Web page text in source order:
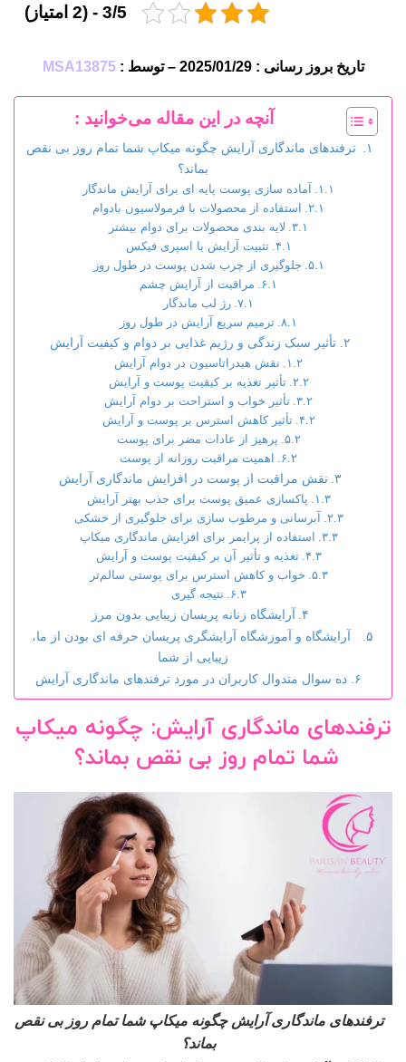
3/5 - (2 امتیاز)
تاریخ بروز رسانی : 2025/01/29 – توسط : MSA13875
آنچه در این مقاله می‌خوانید :
ترفندهای ماندگاری آرایش چگونه میکاپ شما تمام روز بی نقص
بماند؟
آماده سازی پوست پایه ای برای آرایش ماندگار
استفاده از محصولات با فرمولاسیون بادوام
لایه بندی محصولات برای دوام بیشتر
تثبیت آرایش با اسپری فیکس
جلوگیری از چرب شدن پوست در طول روز
مراقبت از آرایش چشم
رژ لب ماندگار
ترمیم سریع آرایش در طول روز
تأثیر سبک زندگی و رژیم غذایی بر دوام و کیفیت آرایش
نقش هیدراتاسیون در دوام آرایش
تأثیر تغذیه بر کیفیت پوست و آرایش
تأثیر خواب و استراحت بر دوام آرایش
تأثیر کاهش استرس بر پوست و آرایش
پرهیز از عادات مضر برای پوست
اهمیت مراقبت روزانه از پوست
نقش مراقبت از پوست در افزایش ماندگاری آرایش
پاکسازی عمیق پوست برای جذب بهتر آرایش
آبرسانی و مرطوب سازی برای جلوگیری از خشکی
استفاده از پرایمر برای افزایش ماندگاری میکاپ
تغذیه و تأثیر آن بر کیفیت پوست و آرایش
خواب و کاهش استرس برای پوستی سالم‌تر
نتیجه گیری
آرایشگاه زنانه پریسان زیبایی بدون مرز
آرایشگاه و آموزشگاه آرایشگری پریسان حرفه ای بودن از ما،
زیبایی از شما
ده سوال متدوال کاربران در مورد ترفندهای ماندگاری آرایش
ترفندهای ماندگاری آرایش: چگونه میکاپ
شما تمام روز بی نقص بماند؟
ترفندهای ماندگاری آرایش چگونه میکاپ شما تمام روز بی نقص
بماند؟